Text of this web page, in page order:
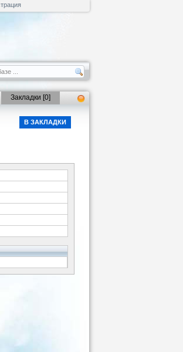
Закладки [0]
В ЗАКЛАДКИ